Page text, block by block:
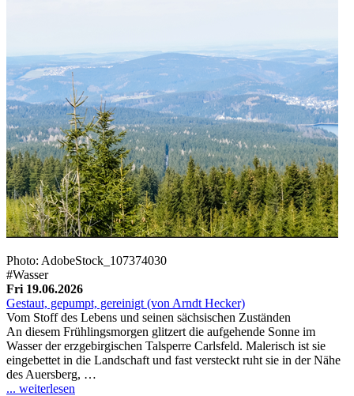
Photo: AdobeStock_107374030
#Wasser
Fri 19.06.2026
Gestaut, gepumpt, gereinigt (von Arndt Hecker)
Vom Stoff des Lebens und seinen sächsischen Zuständen
An diesem Frühlingsmorgen glitzert die aufgehende Sonne im
Wasser der erzgebirgischen Talsperre Carlsfeld. Malerisch ist sie
eingebettet in die Landschaft und fast versteckt ruht sie in der Nähe
des Auersberg, …
... weiterlesen